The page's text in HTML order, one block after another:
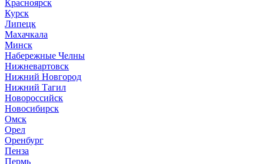
Красноярск
Курск
Липецк
Махачкала
Минск
Набережные Челны
Нижневартовск
Нижний Новгород
Нижний Тагил
Новороссийск
Новосибирск
Омск
Орел
Оренбург
Пенза
Пермь